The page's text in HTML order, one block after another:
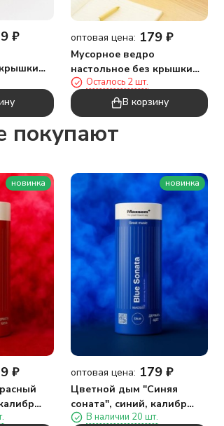
₽ оптовая цена: 179 ₽
Мусорное ведро
настольное без крышки
"Chick", yellow
Осталось 2 шт.
В корзину
покупают
новинка
₽
новинка
оптовая цена: 179 ₽
Цветной дым "Синяя
соната", синий, калибр
135", 40сек, 11,5см)
В наличии 20 шт.